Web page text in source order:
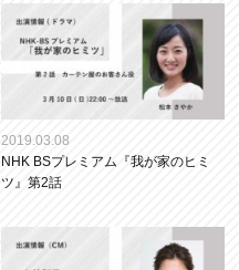
2019.03.08
NHK BSプレミアム『我が家のヒミ
ツ』第2話